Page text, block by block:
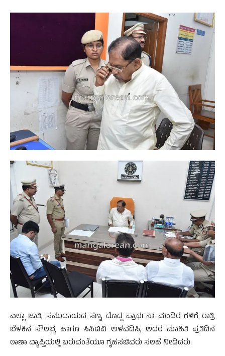
ಎಲ್ಲಾ ಜಾತಿ, ಸಮುದಾಯದ ಸಣ್ಣ, ದೊಡ್ಡ ಪ್ರಾರ್ಥನಾ ಮಂದಿರ ಗಳಿಗೆ ರಾತ್ರಿ
ಬೆಳಕಿನ ಸೌಲಭ್ಯ ಹಾಗೂ ಸಿಸಿಟಿವಿ ಅಳವಡಿಸಿ, ಅದರ ಮಾಹಿತಿ ಪ್ರತಿದಿನ
ಠಾಣಾ ವ್ಯಾಪ್ತಿಯಲ್ಲಿ ಬರುವಂತೆಯೂ ಗೃಹಸಚಿವರು ಸಲಹೆ ನೀಡಿದರು.